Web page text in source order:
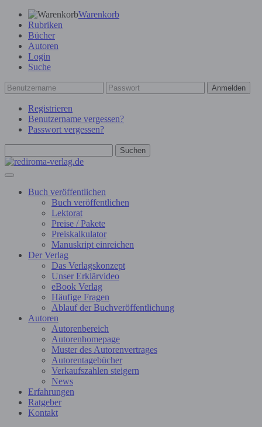
Warenkorb
Rubriken
Bücher
Autoren
Login
Suche
Anmelden
Registrieren
Benutzername vergessen?
Passwort vergessen?
Suchen
Buch veröffentlichen
Buch veröffentlichen
Lektorat
Preise / Pakete
Preiskalkulator
Manuskript einreichen
Der Verlag
Das Verlagskonzept
Unser Erklärvideo
eBook Verlag
Häufige Fragen
Ablauf der Buchveröffentlichung
Autoren
Autorenbereich
Autorenhomepage
Muster des Autorenvertrages
Autorentagebücher
Verkaufszahlen steigern
News
Erfahrungen
Ratgeber
Kontakt